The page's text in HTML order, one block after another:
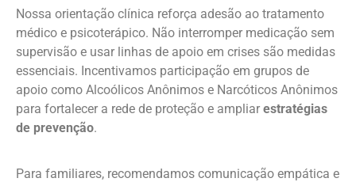
Nossa orientação clínica reforça adesão ao tratamento
médico e psicoterápico. Não interromper medicação sem
supervisão e usar linhas de apoio em crises são medidas
essenciais. Incentivamos participação em grupos de
apoio como Alcoólicos Anônimos e Narcóticos Anônimos
para fortalecer a rede de proteção e ampliar estratégias
de prevenção.
Para familiares, recomendamos comunicação empática e